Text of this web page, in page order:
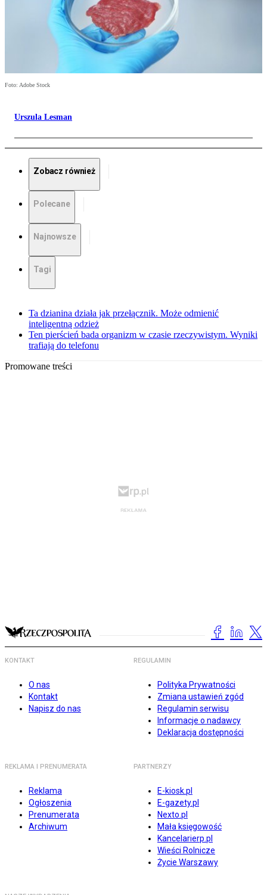
Foto: Adobe Stock
Urszula Lesman
Zobacz również
Polecane
Najnowsze
Tagi
Ta dzianina działa jak przełącznik. Może odmienić
inteligentną odzież
Ten pierścień bada organizm w czasie rzeczywistym. Wyniki
trafiają do telefonu
Promowane treści
KONTAKT
O nas
Kontakt
Napisz do nas
REGULAMIN
Polityka Prywatności
Zmiana ustawień zgód
Regulamin serwisu
Informacje o nadawcy
Deklaracja dostępności
REKLAMA I PRENUMERATA
Reklama
Ogłoszenia
Prenumerata
Archiwum
PARTNERZY
E-kiosk.pl
E-gazety.pl
Nexto.pl
Mała księgowość
Kancelarierp.pl
Wieści Rolnicze
Życie Warszawy